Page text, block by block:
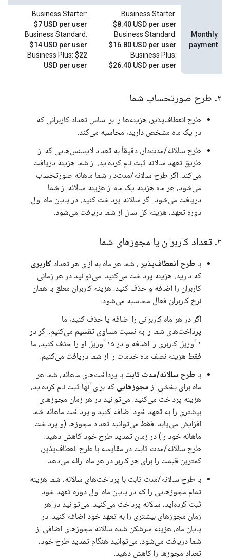
Monthly
payment
Business Starter:
$8.40 USD per user
Business Standard:
$16.80 USD per user
Business Plus:
$26.40 USD per user
Business Starter:
$7 USD per user
Business Standard:
$14 USD per user
Business Plus: $22
USD per user
۲. طرح صورتحساب شما
طرح انعطاف‌پذیر، هزینه‌ها را بر اساس تعداد کاربرانی که
در یک ماه مشخص دارید، محاسبه می‌کند.
طرح سالانه/مدت‌دار، دقیقاً به تعداد لایسنس‌هایی که از
طریق تعهد سالانه ثبت نام کرده‌اید، از شما هزینه دریافت
می‌کند. اگر طرح سالانه/مدت‌دار شما ماهانه صورتحساب
می‌شود، هر ماه هزینه یک ماه از هزینه سالانه از شما
دریافت می‌شود. اگر سالانه پرداخت کنید، در پایان ماه اول
دوره تعهد، هزینه کل سال از شما دریافت می‌شود.
۳. تعداد کاربران یا مجوزهای شما
با طرح انعطاف‌پذیر ، شما هر ماه به ازای هر تعداد کاربری
که دارید، هزینه پرداخت می‌کنید. می‌توانید در هر زمانی
کاربران را اضافه و حذف کنید. هزینه کاربران معلق با همان
نرخ کاربران فعال محاسبه می‌شود.
اگر در هر ماه کاربرانی را اضافه یا حذف کنید، ما
پرداخت‌های شما را به نسبت مساوی تقسیم می‌کنیم. اگر در
۱ آوریل کاربری را اضافه و در ۱۵ آوریل او را حذف کنید، ما
فقط هزینه نصف ماه خدمات را از شما دریافت می‌کنیم.
با طرح سالانه/مدت ثابت با پرداخت‌های ماهانه، شما هر
ماه برای بخشی از مجوزهایی که برای آنها ثبت نام کرده‌اید،
هزینه پرداخت می‌کنید. می‌توانید در هر زمان مجوزهای
بیشتری را به تعهد خود اضافه کنید و پرداخت ماهانه شما
افزایش می‌یابد. فقط می‌توانید تعداد مجوزها (و پرداخت
ماهانه خود را) در زمان تمدید طرح خود کاهش دهید.
طرح سالانه/مدت ثابت در مقایسه با طرح انعطاف‌پذیر،
کمترین قیمت را برای هر کاربر در هر ماه ارائه می‌دهد.
با طرح سالانه/مدت ثابت با پرداخت‌های سالانه، شما هزینه
تمام مجوزهایی را که در پایان ماه اول دوره تعهد خود
ثبت کرده‌اید، سالانه پرداخت می‌کنید. می‌توانید در هر
زمان مجوزهای بیشتری را به تعهد خود اضافه کنید. در
پایان ماه، هزینه سرشکن شده سالانه مجوزهای اضافی از
شما دریافت می‌شود. می‌توانید هنگام تمدید طرح خود،
تعداد مجوزها را کاهش دهید.